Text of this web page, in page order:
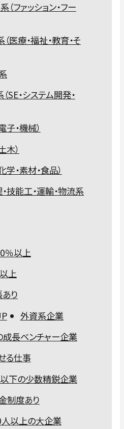
（ファッション・フー
医療・福祉・教育・そ
SE・システム開発・
子・機械）
木）
学・素材・食品）
技能工・運輸・物流系
％以上
上
り
外資系企業
長ベンチャー企業
る仕事
下の少数精鋭企業
制度あり
以上の大企業